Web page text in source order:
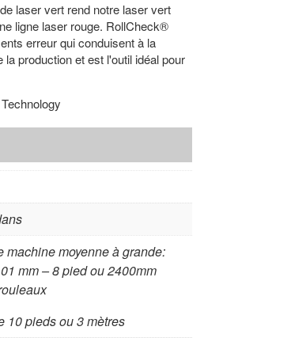
laser vert rend notre laser vert
ligne laser rouge. RollCheck®
erreur qui conduisent à la
production et est l'outil idéal pour
machine moyenne à grande:
mm – 8 pied ou 2400mm
10 pieds ou 3 mètres